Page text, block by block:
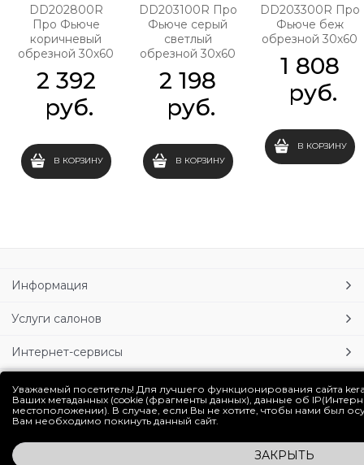
DD202800R
Про Фьюче
коричневый
обрезной 30х60
2 392
руб.
В КОРЗИНУ
DD203100R Про
Фьюче серый
светлый
обрезной 30х60
2 198
руб.
В КОРЗИНУ
DD203300R Про
Фьюче беж
обрезной 30х60
1 808
руб.
В КОРЗИНУ
Информация
Услуги салонов
Интернет-сервисы
Личный кабинет
Блог
Уважаемый посетитель! Для лучшего функционирования сайта
Ваших метаданных (cookie (фрагменты данных), данные об
местоположении). В случае, если Вы не хотите, чтобы нами был
Вам необходимо покинуть данный сайт.
ЗАКРЫТЬ